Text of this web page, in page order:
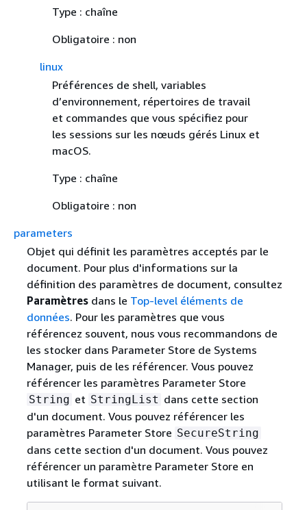
Type : chaîne
Obligatoire : non
linux
Préférences de shell, variables
d’environnement, répertoires de travail
et commandes que vous spécifiez pour
les sessions sur les nœuds gérés Linux et
macOS.
Type : chaîne
Obligatoire : non
parameters
Objet qui définit les paramètres acceptés par le
document. Pour plus d'informations sur la
définition des paramètres de document, consultez
Paramètresdans le Top-level éléments de
données. Pour les paramètres que vous
référencez souvent, nous vous recommandons de
les stocker dans Parameter Store de Systems
Manager, puis de les référencer. Vous pouvez
référencer les paramètres Parameter Store
String et StringList dans cette section
d'un document. Vous pouvez référencer les
paramètres Parameter Store SecureString
dans cette section d'un document. Vous pouvez
référencer un paramètre Parameter Store en
utilisant le format suivant.